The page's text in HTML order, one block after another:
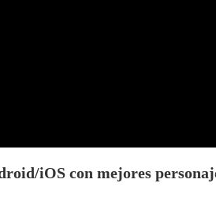
iOS con mejores